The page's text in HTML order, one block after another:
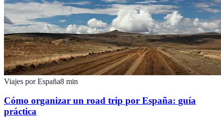
Viajes por España8 min
Cómo organizar un road trip por España: guía
práctica